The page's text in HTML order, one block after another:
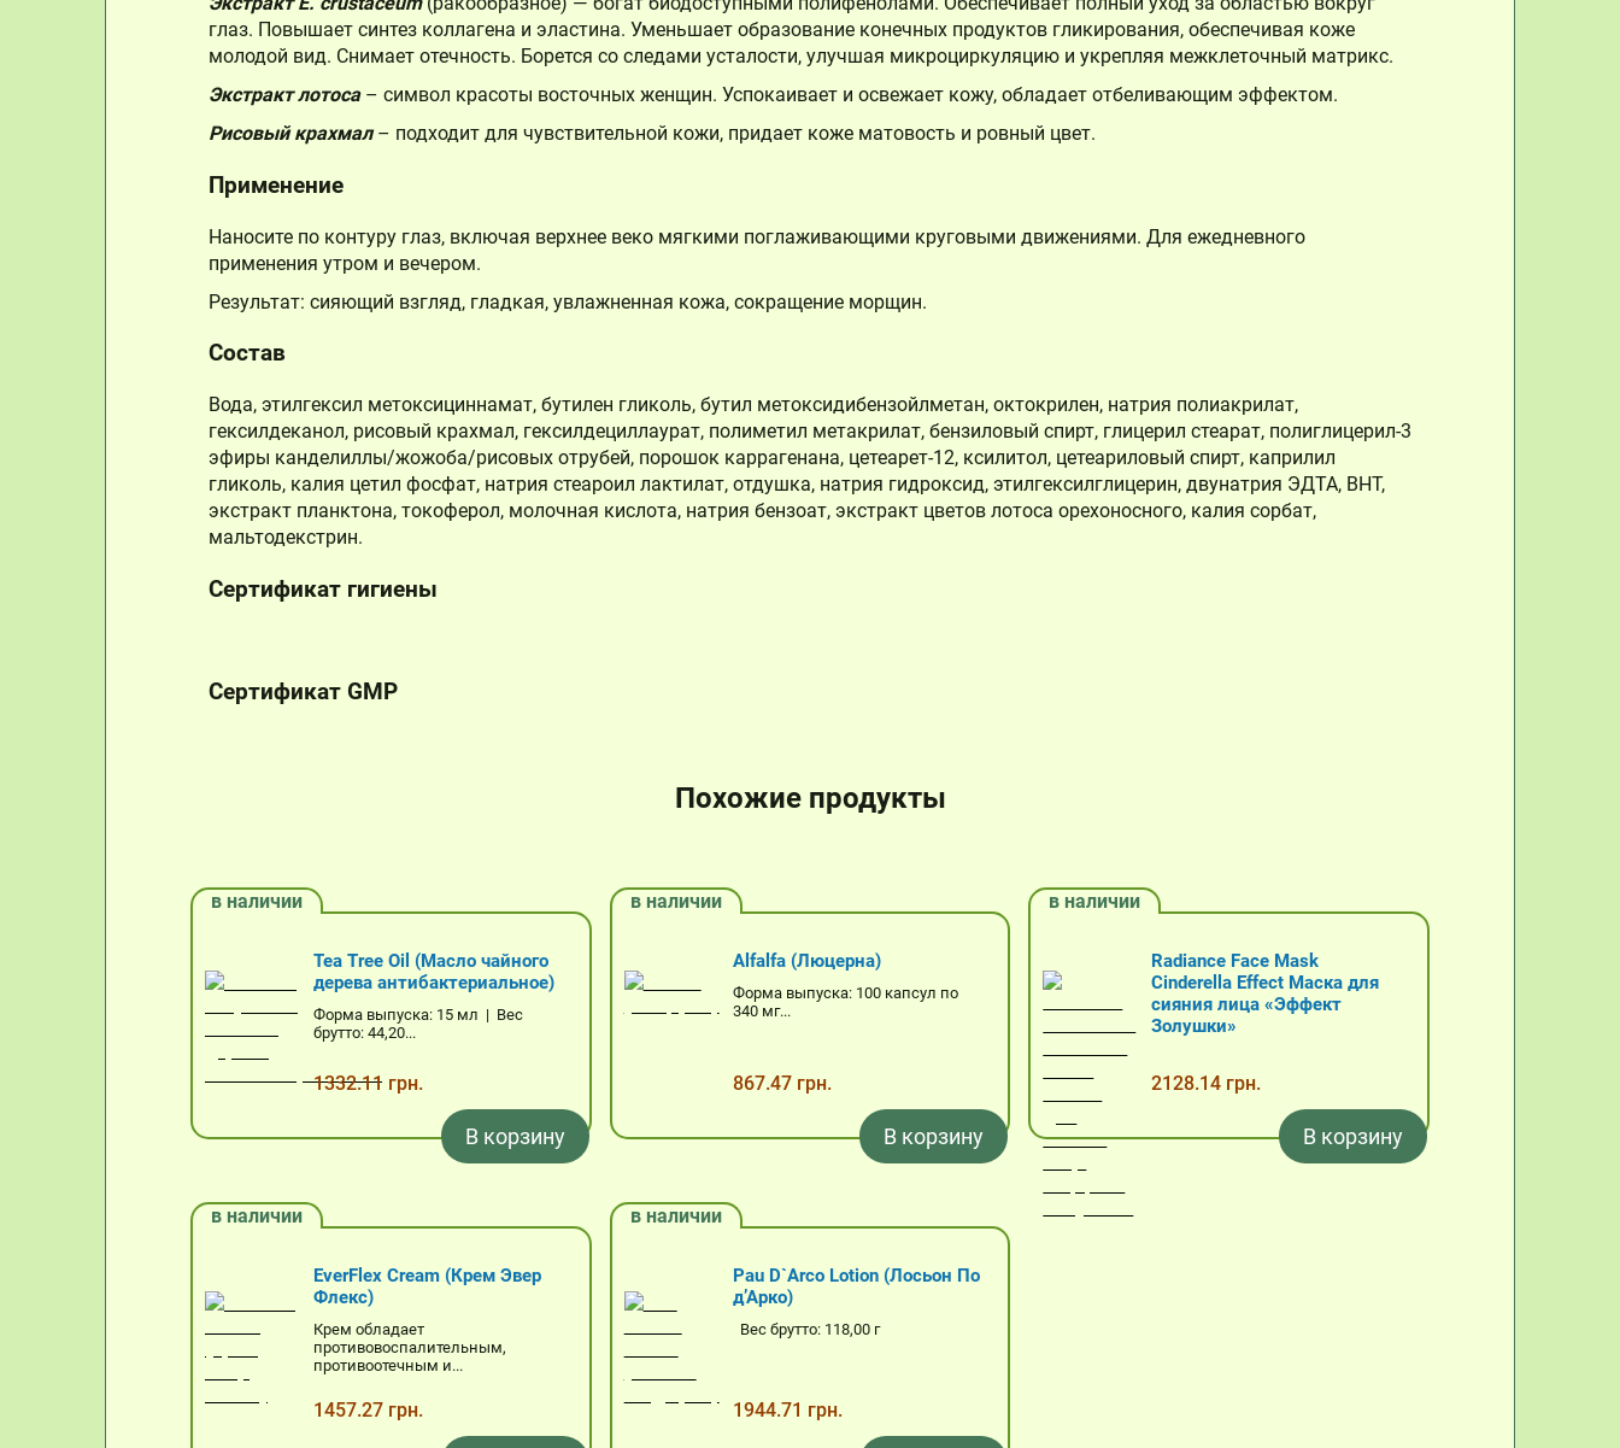
глаз. Повышает синтез коллагена и эластина. Уменьшает образование конечных продуктов гликирования, обеспечивая коже
молодой вид. Снимает отечность. Борется со следами усталости, улучшая микроциркуляцию и укрепляя межклеточный матрикс.
Экстракт лотоса – символ красоты восточных женщин. Успокаивает и освежает кожу, обладает отбеливающим эффектом.
Рисовый крахмал– подходит для чувствительной кожи, придает коже матовость и ровный цвет.
Применение
Наносите по контуру глаз, включая верхнее веко мягкими поглаживающими круговыми движениями. Для ежедневного
применения утром и вечером.
Результат: сияющий взгляд, гладкая, увлажненная кожа, сокращение морщин.
Состав
Вода, этилгексил метоксициннамат, бутилен гликоль, бутил метоксидибензойлметан, октокрилен, натрия полиакрилат,
гексилдеканол, рисовый крахмал, гексилдециллаурат, полиметил метакрилат, бензиловый спирт, глицерил стеарат, полиглицерил-3
эфиры канделиллы/жожоба/рисовых отрубей, порошок каррагенана, цетеарет-12, ксилитол, цетеариловый спирт, каприлил
гликоль, калия цетил фосфат, натрия стеароил лактилат, отдушка, натрия гидроксид, этилгексилглицерин, двунатрия ЭДТА, BHT,
экстракт планктона, токоферол, молочная кислота, натрия бензоат, экстракт цветов лотоса орехоносного, калия сорбат,
мальтодекстрин.
Сертификат гигиены
Сертификат GMP
Похожие продукты
в наличии
Tea Tree Oil (Маслo чайного
дерева антибактериальное)
Форма выпуска: 15 мл | Вес
брутто: 44,20...
1332.11 грн.
В корзину
в наличии
Alfalfa (Люцерна)
Форма выпуска: 100 капсул по
340 мг...
867.47 грн.
В корзину
в наличии
Radiance Face Mask
Cinderella Effect Маска для
сияния лица «Эффект
Золушки»
2128.14 грн.
В корзину
в наличии
EverFlex Cream (Крем Эвер
Флекс)
Крем обладает
противовоспалительным,
противоотечным и...
1457.27 грн.
в наличии
Pau D`Arco Lotion (Лосьон По
д’Арко)
Вес брутто: 118,00 г
1944.71 грн.
Корзина
Корзина пуста.